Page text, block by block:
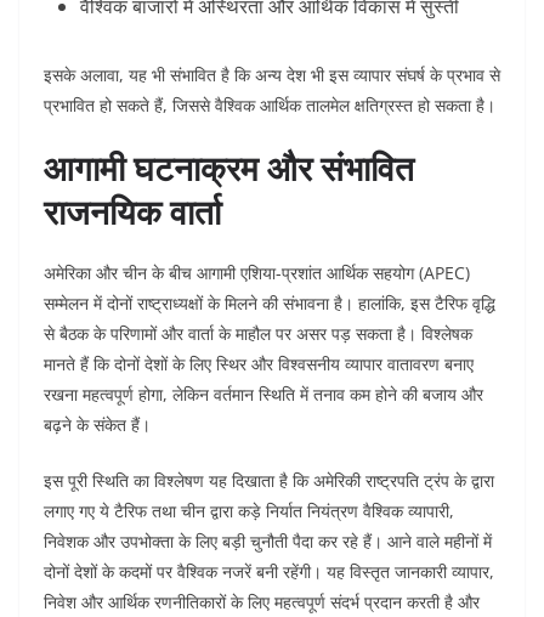
वैश्विक बाजारों में अस्थिरता और आर्थिक विकास में सुस्ती
इसके अलावा, यह भी संभावित है कि अन्य देश भी इस व्यापार संघर्ष के प्रभाव से
प्रभावित हो सकते हैं, जिससे वैश्विक आर्थिक तालमेल क्षतिग्रस्त हो सकता है।
आगामी घटनाक्रम और संभावित
राजनयिक वार्ता
अमेरिका और चीन के बीच आगामी एशिया-प्रशांत आर्थिक सहयोग (APEC)
सम्मेलन में दोनों राष्ट्राध्यक्षों के मिलने की संभावना है। हालांकि, इस टैरिफ वृद्धि
से बैठक के परिणामों और वार्ता के माहौल पर असर पड़ सकता है। विश्लेषक
मानते हैं कि दोनों देशों के लिए स्थिर और विश्वसनीय व्यापार वातावरण बनाए
रखना महत्वपूर्ण होगा, लेकिन वर्तमान स्थिति में तनाव कम होने की बजाय और
बढ़ने के संकेत हैं।
इस पूरी स्थिति का विश्लेषण यह दिखाता है कि अमेरिकी राष्ट्रपति ट्रंप के द्वारा
लगाए गए ये टैरिफ तथा चीन द्वारा कड़े निर्यात नियंत्रण वैश्विक व्यापारी,
निवेशक और उपभोक्ता के लिए बड़ी चुनौती पैदा कर रहे हैं। आने वाले महीनों में
दोनों देशों के कदमों पर वैश्विक नजरें बनी रहेंगी। यह विस्तृत जानकारी व्यापार,
निवेश और आर्थिक रणनीतिकारों के लिए महत्वपूर्ण संदर्भ प्रदान करती है और